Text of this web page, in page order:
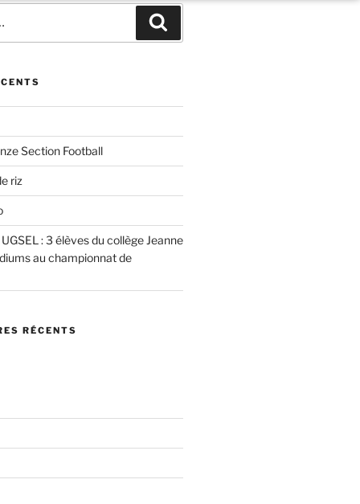
Section Football
riz
: 3 élèves du collège Jeanne
au championnat de
RÉCENTS